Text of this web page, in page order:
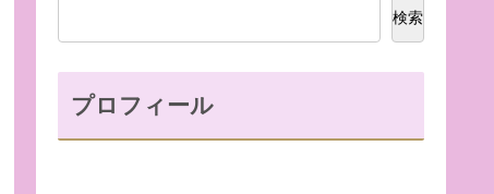
検索
プロフィール